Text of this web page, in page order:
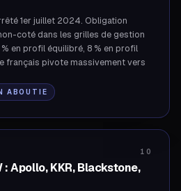
1er juillet 2024. Obligation
coté dans les grilles de gestion
en profil équilibré, 8 % en profil
français pivote massivement vers
ABOUTIE
10
: Apollo, KKR, Blackstone,